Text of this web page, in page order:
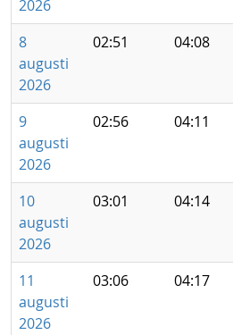
2026
8
augusti
2026
02:51 04:08
9
augusti
2026
02:56 04:11
10
augusti
2026
03:01 04:14
11
augusti
2026
03:06 04:17